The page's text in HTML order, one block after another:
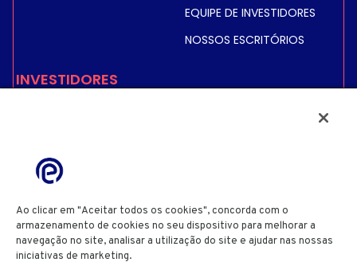
EQUIPE DE INVESTIDORES
NOSSOS ESCRITÓRIOS
INVESTIDORES
INFORMAÇÕES
ACIONISTAS
Ao clicar em "Aceitar todos os cookies", concorda com o
armazenamento de cookies no seu dispositivo para melhorar a
navegação no site, analisar a utilização do site e ajudar nas nossas
iniciativas de marketing.